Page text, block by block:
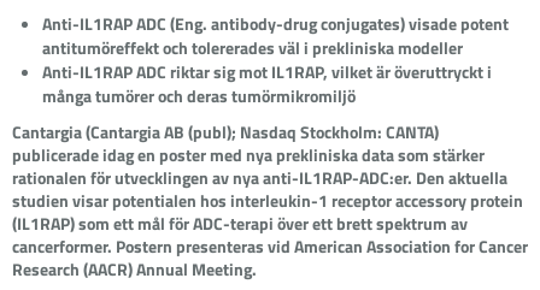
Anti-IL1RAP ADC (Eng. antibody-drug conjugates) visade potent
antitumöreffekt och tolererades väl i prekliniska modeller
Anti-IL1RAP ADC riktar sig mot IL1RAP, vilket är överuttryckt i
många tumörer och deras tumörmikromiljö
Cantargia (Cantargia AB (publ); Nasdaq Stockholm: CANTA)
publicerade idag en poster med nya prekliniska data som stärker
rationalen för utvecklingen av nya anti-IL1RAP-ADC:er. Den aktuella
studien visar potentialen hos interleukin-1 receptor accessory protein
(IL1RAP) som ett mål för ADC-terapi över ett brett spektrum av
cancerformer. Postern presenteras vid American Association for Cancer
Research (AACR) Annual Meeting.